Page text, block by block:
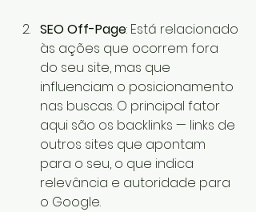
SEO Off-Page: Está relacionado
às ações que ocorrem fora
do seu site, mas que
influenciam o posicionamento
nas buscas. O principal fator
aqui são os backlinks — links de
outros sites que apontam
para o seu, o que indica
relevância e autoridade para
o Google.